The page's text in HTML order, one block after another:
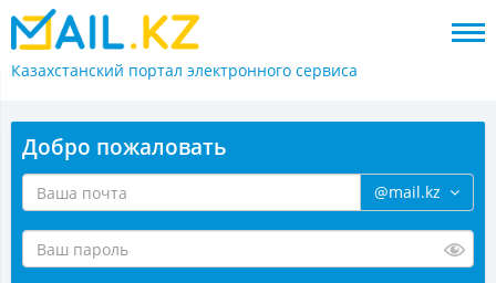
Казахстанский портал электронного сервиса
Добро пожаловать
@mail.kz